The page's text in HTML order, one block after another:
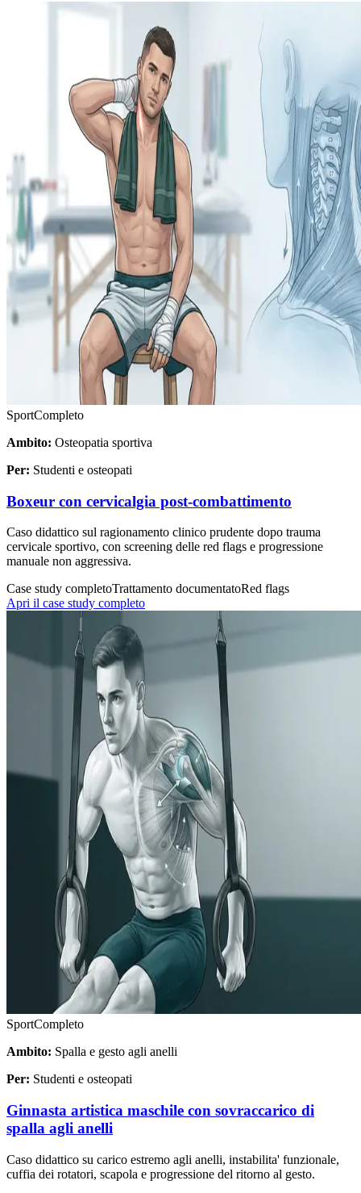
SportCompleto
Ambito: Osteopatia sportiva
Per: Studenti e osteopati
Boxeur con cervicalgia post-combattimento
Caso didattico sul ragionamento clinico prudente dopo trauma
cervicale sportivo, con screening delle red flags e progressione
manuale non aggressiva.
Case study completoTrattamento documentatoRed flags
Apri il case study completo
SportCompleto
Ambito: Spalla e gesto agli anelli
Per: Studenti e osteopati
Ginnasta artistica maschile con sovraccarico di
spalla agli anelli
Caso didattico su carico estremo agli anelli, instabilita' funzionale,
cuffia dei rotatori, scapola e progressione del ritorno al gesto.